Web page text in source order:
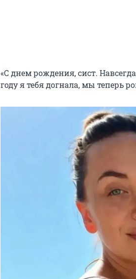
«С днем рождения, сист.
году я тебя догнала, мы теперь